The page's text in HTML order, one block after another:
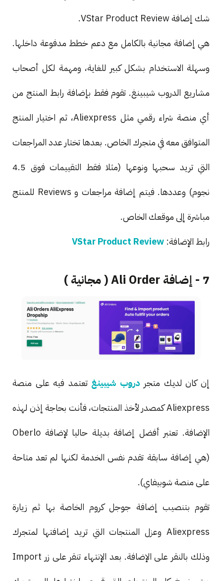
شك إضافة VStar Product Review.
هي إضافة مجانية بالكامل مع دعم خطط مدفوعة داخلها.
وسهلة الاستخدام بشكل كبير للغاية، ومهمة لكل أصحاب
مشاريع الدروب شيبينغ. تقوم فقط بإضافة رابط المنتج من
أي منصة شراء رقمي مثل Aliexpress، ثم اختيار المنتج
المتوافق معه في متجرك الخاص. بعدها تختار عدد المراجعات
التي تريد سحبها ونوعها (مثلا فقط التقييمات فوق 4.5
نجوم) وعددها. فيتم إضافة مراجعات و Reviews للمنتج
مباشرة إلى موقعك الخاص.
رابط الإضافة: VStar Product Review
7 - إضافة Ali Order ( مجانية )
إن كان لديك متجر دروب شيبينغ تعتمد فيه على منصة
Aliexpress كمصدر لأخذ المنتجات، فأنت بحاجة إذن لهذه
الإضافة. تعتبر أفضل إضافة بديلة حاليا لإضافة Oberlo
(هي إضافة سابقة تقدم نفس الخدمة لكنها لم تعد متاحة
على منصة شوبيفاي).
تقوم بتنصيب إضافة جوجل كروم الخاصة بها ثم زيارة
Aliexpress وعزل المنتجات التي تريد إضافتها لمتجرك
وذلك بالنقر على الإضافة. بعد الإنتهاء تنقر على زر Import